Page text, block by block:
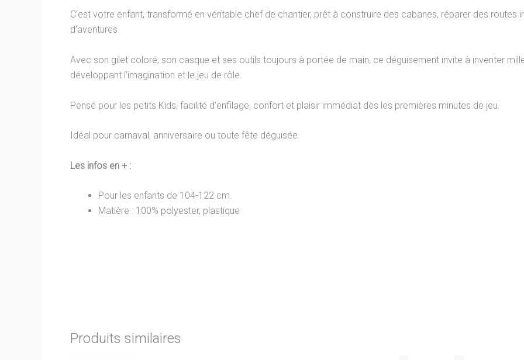
C’est votre enfant, transformé en véritable chef de chantier, prêt à construire des cabanes, réparer des routes
d’aventures.
Avec son gilet coloré, son casque et ses outils toujours à portée de main, ce déguisement invite à inventer
développant l’imagination et le jeu de rôle.
Pensé pour les petits Kids, facilité d’enfilage, confort et plaisir immédiat dès les premières minutes de jeu.
Idéal pour carnaval, anniversaire ou toute fête déguisée.
Les infos en + :
Pour les enfants de 104-122 cm.
Matière : 100% polyester, plastique
Produits similaires